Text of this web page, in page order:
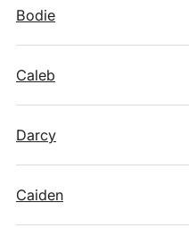
Bodie
Caleb
Darcy
Caiden